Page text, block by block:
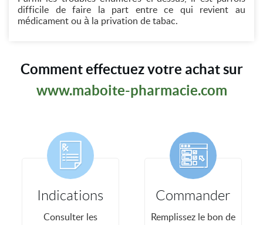
difficile de faire la part entre ce qui revient au
médicament ou à la privation de tabac.
Comment effectuez votre achat sur
www.maboite-pharmacie.com
Indications
Consulter les
Commander
Remplissez le bon de